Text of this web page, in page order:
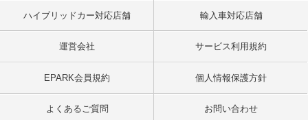
ハイブリッドカー対応店舗 輸入車対応店舗
運営会社 サービス利用規約
EPARK会員規約 個人情報保護方針
よくあるご質問 お問い合わせ